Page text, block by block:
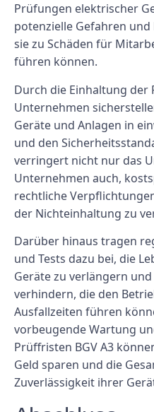
Prüfungen elektrischer
potenzielle Gefahren
sie zu Schäden für
führen können.
Durch die Einhaltung der
Unternehmen
Geräte und Anlagen in
und den
verringert nicht nur das
Unternehmen auch,
rechtliche
der Nichteinhaltung zu
Darüber hinaus tragen
und Tests dazu bei, die
Geräte zu verlängern
verhindern, die den
Ausfallzeiten führen
vorbeugende Wartung
Prüffristen BGV A3
Geld sparen und die
Zuverlässigkeit ihrer